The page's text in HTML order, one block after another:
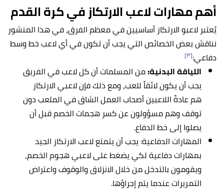
أهم مهارات لاعب الارتكاز في كرة القدم
يُعتبر لاعبو الارتكاز أساسيين في معظم الفرق، في هذا المنشور
نناقش بعض الخصائص التي يجب أن تكون في أي لاعب خط وسط
دفاعي:[٣]
اللياقة البدنية:من المسلمات أن كل لاعب في الفريق
يجب أن يكون لائقاً للعب، ومع ذلك فإن لاعبي الارتكاز
هم عادةً اللاعبين أصحاب العمل الشاق في الملعب دون
توقف وهم مسؤولون عن كسر هجمات الخصم قبل أن
يصلوا إلى خط الدفاع.
المهارات الدفاعية: يجب أن يتمتع لاعب الارتكاز الجيد
بمهارات دفاعية لكي يضغط على لاعبي هجوم الخصم،
ويقومون بالتدخل من خلال الانزلاق والوقوف واعتراض
التمريرات عندما يتم إجراؤها.